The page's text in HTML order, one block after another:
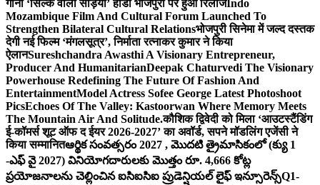
गाना ‘सिल्क वाली सड़िया’ होडा भोजपुरी पर हुआ रिलीजIndo
Mozambique Film And Cultural Forum Launched To
Strengthen Bilateral Cultural Relationsभोजपुरी सिनेमा में जल्द दस्तक
देगी नई फिल्म ‘मंगलसूत्र’, निर्माता रत्नाकर कुमार ने किया
ऐलानSureshchandra Awasthi A Visionary Entrepreneur,
Producer And HumanitarianDeepak Chaturvedi The Visionary
Powerhouse Redefining The Future Of Fashion And
EntertainmentModel Actress Sofee George Latest Photoshoot
PicsEchoes Of The Valley: Kastoorwan Where Memory Meets
The Mountain Air And Solitude.कौशिक द्विवेदी को मिला ‘आउटस्टैंडिंग
ई-कॉमर्स शूट ऑफ द ईयर 2026-2027’ का अवॉर्ड, सपने मॉडलिंग एजेंसी ने
किया सम्मानितఆర్థిక సంవత్సరం 2027 , మొదటి త్రైమాసికంలో (క్యు 1
-ఎఫ్ వై 2027) వినియోగదారులకు మొత్తం రూ. 4,666 కోట్ల
ప్రయోజనాలను చెల్లించిన ఐసిఐసిఐ ప్రుడెన్షియల్ లైఫ్ ఇన్సూరెన్స్Q1-